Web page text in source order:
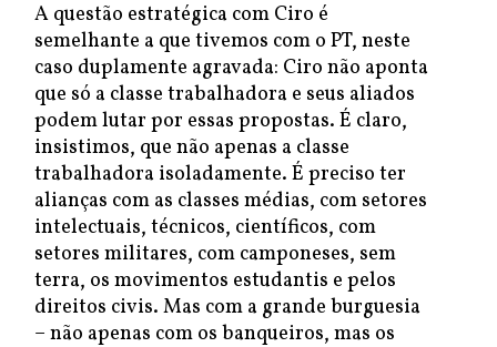
A questão estratégica com Ciro é
semelhante a que tivemos com o PT, neste
caso duplamente agravada: Ciro não aponta
que só a classe trabalhadora e seus aliados
podem lutar por essas propostas. É claro,
insistimos, que não apenas a classe
trabalhadora isoladamente. É preciso ter
alianças com as classes médias, com setores
intelectuais, técnicos, científicos, com
setores militares, com camponeses, sem
terra, os movimentos estudantis e pelos
direitos civis. Mas com a grande burguesia
– não apenas com os banqueiros, mas os